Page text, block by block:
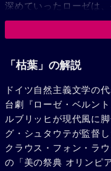
深めていったローゼは
すようすすめたが、彼
た。しかし二人の仲を
はとうとう彼の力に屈
だ。しかしそれもシュ
ためにぶちこわされた
ったカイルは、反対に
親は、名誉毀損でシュ
言ですべてが明らかと
び出しにも応じない彼
「枯葉」の解説
ドイツ自然主義文学の
台劇『ローゼ・ベルン
ルブリッヒが現代風に
グ・シュタウテが監督
クラウス・フォン・ラ
の「美の祭典 オリンピ